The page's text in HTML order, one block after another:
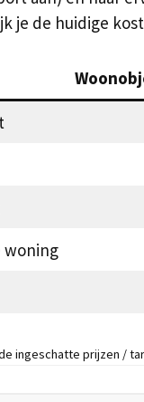
je de huidige
woning
ingeschatte prijzen /